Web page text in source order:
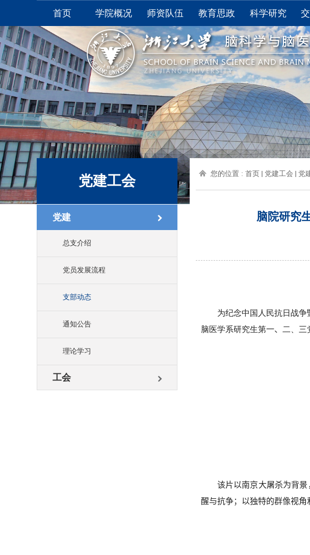
首页 学院概况
学院介绍
学院领导
学院视频
委员会
综合办公室
联系我们
师资队伍
全职教师
非全职教师
附属医院
教育思政
本科生教育
研究生教育
学生思政
学生活动
资料下载
大学生夏令营
科学研究
科研进展
科研获奖
重点实验室
学术报告
论文发表
资料下载
学术期刊
党建工会
党建
总支介绍
党员发展流程
支部动态
通知公告
理论学习
工会
您的位置 : 首页 党建工会 党
脑院研究
为纪念中国人民抗日战争
脑医学系研究生第一、 二、三
该片以南京大屠杀为背
醒与抗争； 以独特的群像视角